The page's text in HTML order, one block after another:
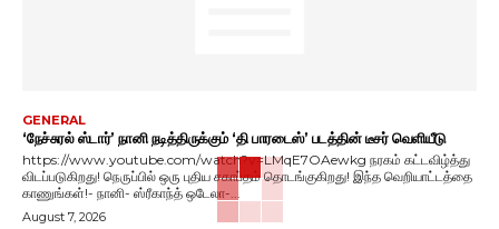
GENERAL
‘நேச்சுரல் ஸ்டார்’ நானி நடித்திருக்கும் ‘தி பாரடைஸ்’ படத்தின் டீசர் வெளியீடு
https://www.youtube.com/watch?v=LMqE7OAewkg நரகம் கட்டவிழ்த்து
விடப்படுகிறது! நெருப்பில் ஒரு புதிய சகாப்தம் தொடங்குகிறது! இந்த வெறியாட்டத்தை
காணுங்கள்!- நானி- ஸ்ரீகாந்த் ஒடேலா-...
August 7, 2026